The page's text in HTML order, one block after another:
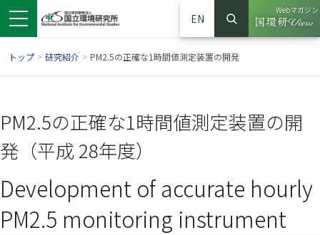
EN
サイト内検索
検索
Webマガジン
（別ウイ
トップ > 研究紹介 > PM2.5の正確な1時間値測定装置の開発
PM2.5の正確な1時間値測定装置の開
発（平成 28年度）
Development of accurate hourly
PM2.5 monitoring instrument